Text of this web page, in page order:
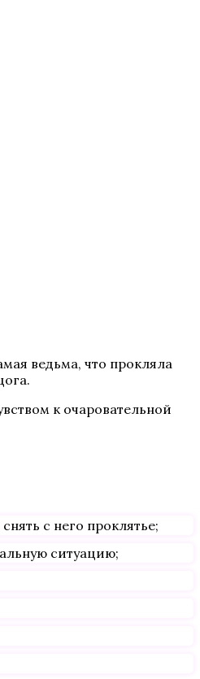
ведьма, что прокляла
к очаровательной
с него проклятье;
ситуацию;